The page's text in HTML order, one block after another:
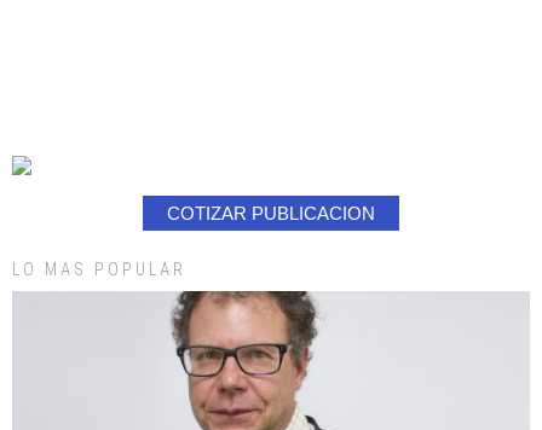
COTIZAR PUBLICACION
LO MAS POPULAR